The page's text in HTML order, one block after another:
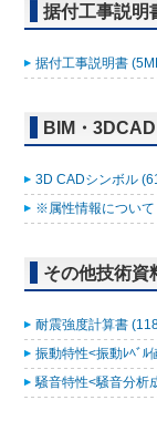
据付工事説明
据付工事説明書
BIM・
3D CADシンボル
※属性情報につい
その他技術資
耐震強度計算書
振動特性<振動ﾚﾍﾞﾙ
騒音特性<騒音分析